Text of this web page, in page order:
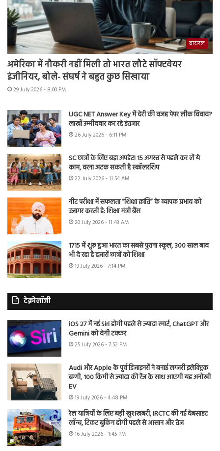
वायरल
अमेरिका में नौकरी नहीं मिली तो भारत लौटे सॉफ्टवेयर
इंजीनियर, बोले- संघर्ष ने बहुत कुछ सिखाया
29 July 2026 - 8:00 PM
UGC NET Answer Key में देरी की वजह पेपर लीक विवाद?
लाखों उम्मीदवार कर रहे इंतजार
26 July 2026 - 6:11 PM
SC छात्रों के लिए बड़ा अपडेट! 15 अगस्त से पहले कर लें ये
काम, वरना अटक सकती है स्कॉलरशिप
22 July 2026 - 11:54 AM
नीट परीक्षा में सफलता “शिक्षा क्रांति” के व्यापक प्रभाव को
उजागर करती है: शिक्षा मंत्री बैंस
20 July 2026 - 11:43 AM
1715 में शुरू हुआ भारत का सबसे पुराना स्कूल, 300 साल बाद
भी दे रहा है हजारों छात्रों को शिक्षा
19 July 2026 - 7:14 PM
टेक्नोलॉजी
iOS 27 में नई Siri होगी पहले से ज्यादा स्मार्ट, ChatGPT और
Gemini को देगी टक्कर
25 July 2026 - 7:52 PM
Audi और Apple के पूर्व डिजाइनरों ने बनाई लग्जरी इलेक्ट्रिक
बग्गी, 100 किमी से ज्यादा की रेंज के साथ आएगी यह अनोखी
EV
19 July 2026 - 4:48 PM
रेल यात्रियों के लिए बड़ी खुशखबरी, IRCTC की नई वेबसाइट
लॉन्च, टिकट बुकिंग होगी पहले से आसान और तेज
16 July 2026 - 1:45 PM